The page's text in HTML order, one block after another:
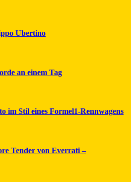
Ubertino
an einem Tag
im Stil eines Formel1-Rennwagens
Tender von Everrati –